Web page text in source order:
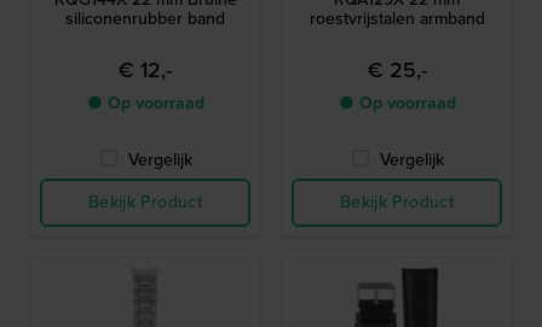
siliconenrubber band
€ 12,-
● Op voorraad
Vergelijk
Bekijk Product
roestvrijstalen armband
€ 25,-
● Op voorraad
Vergelijk
Bekijk Product